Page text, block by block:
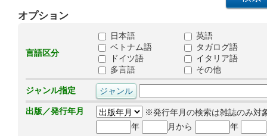
オプション
言語区分
日本語
英語
ベトナム語
タガログ語
ドイツ語
イタリア語
多言語
その他
ジャンル指定
出版／発行年月
※発行年月の検索は雑誌のみ対
年
月から 年